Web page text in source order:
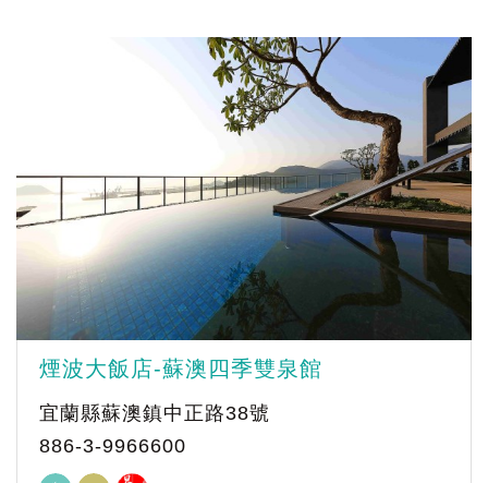
煙波大飯店-蘇澳四季雙泉館
宜蘭縣蘇澳鎮中正路38號
886-3-9966600